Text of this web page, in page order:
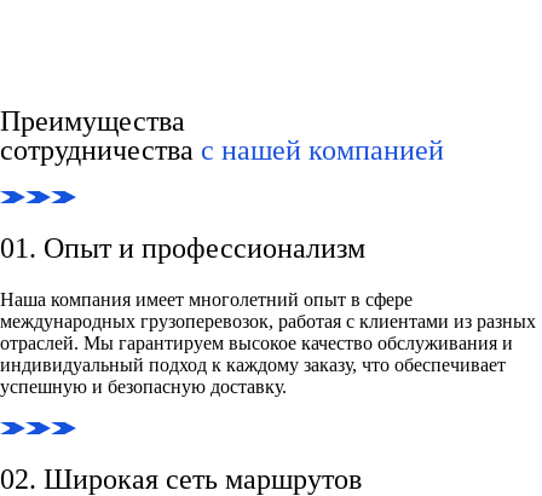
Преимущества
сотрудничества с нашей компанией
01. Опыт и профессионализм
Наша компания имеет многолетний опыт в сфере
международных грузоперевозок, работая с клиентами из разных
отраслей. Мы гарантируем высокое качество обслуживания и
индивидуальный подход к каждому заказу, что обеспечивает
успешную и безопасную доставку.
02. Широкая сеть маршрутов